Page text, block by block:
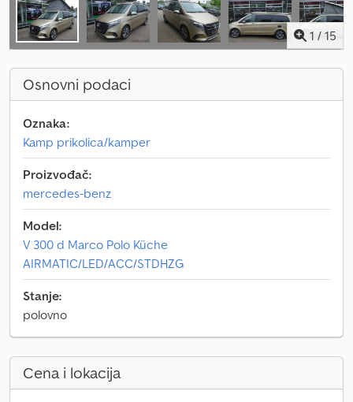
1 / 15
Osnovni podaci
Oznaka:
Kamp prikolica/kamper
Proizvođač:
mercedes-benz
Model:
V 300 d Marco Polo Küche
AIRMATIC/LED/ACC/STDHZG
Stanje:
polovno
Cena i lokacija